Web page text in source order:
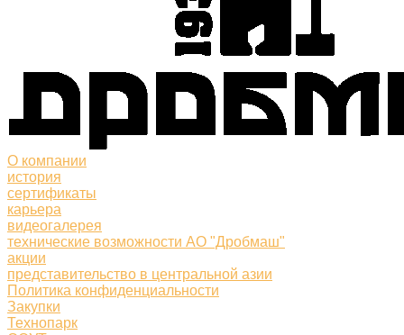
О компании
история
сертификаты
карьера
видеогалерея
технические возможности АО "Дробмаш"
акции
представительство в центральной азии
Политика конфиденциальности
Закупки
Технопарк